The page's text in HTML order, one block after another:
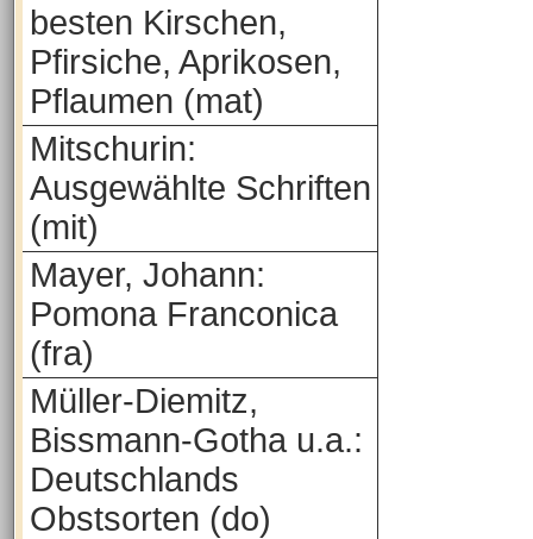
besten Kirschen,
Pfirsiche, Aprikosen,
Pflaumen (mat)
Mitschurin:
Ausgewählte Schriften
(mit)
Mayer, Johann:
Pomona Franconica
(fra)
Müller-Diemitz,
Bissmann-Gotha u.a.:
Deutschlands
Obstsorten (do)